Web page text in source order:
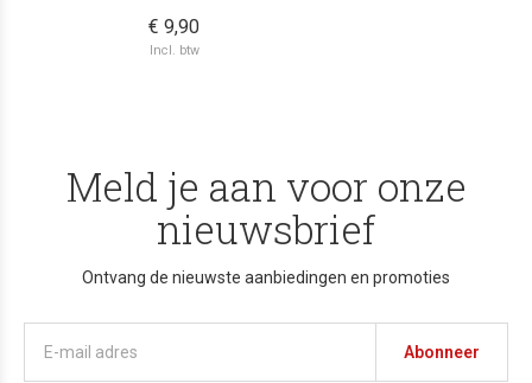
€ 9,90
Incl. btw
Meld je aan voor onze
nieuwsbrief
Ontvang de nieuwste aanbiedingen en promoties
Abonneer